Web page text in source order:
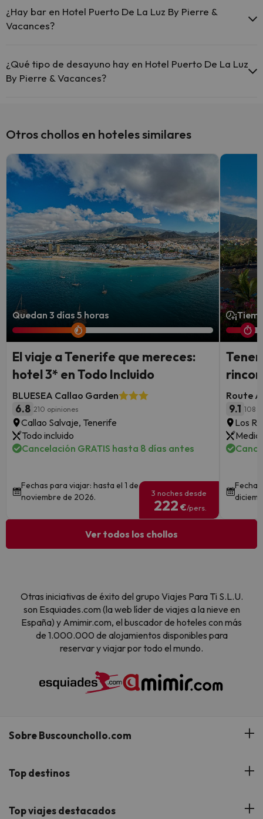
acondicionado en las zonas comunes.
¿Hay bar en Hotel Puerto De La Luz By Pierre &
Vacances?
¿Qué tipo de desayuno hay en Hotel Puerto De La Luz
By Pierre & Vacances?
Otros chollos en hoteles similares
Quedan 3 días 5 horas
El viaje a Tenerife que mereces:
hotel 3* en Todo Incluido
BLUESEA Callao Garden
6.8 210 opiniones
Callao Salvaje, Tenerife
Todo incluido
Cancelación GRATIS hasta 8 días antes
Fechas para viajar: hasta el 1 de
noviembre de 2026.
3 noches desde
222 €/pers.
Route
9.1 108
Los
Media
Ver todos los chollos
Otras iniciativas de éxito del grupo Viajes Para Ti S.L.U.
son Esquiades.com (la web líder de viajes a la nieve en
España) y Amimir.com, el buscador de hoteles con más
de 1.000.000 de alojamientos disponibles para
reservar y viajar por todo el mundo.
Sobre Buscounchollo.com
¿Quiénes somos?
Buscounchollo en los medios
Top destinos
Hoteles Andalucía
Top viajes destacados